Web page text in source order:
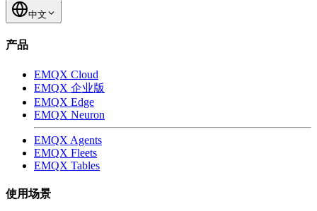
中文
产品
EMQX Cloud
EMQX 企业版
EMQX Edge
EMQX Neuron
EMQX Agents
EMQX Fleets
EMQX Tables
使用场景